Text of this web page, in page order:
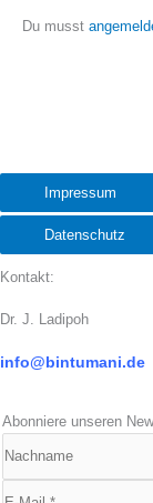
Du musst
Impressum
Datenschutz
Kontakt:
Dr. J. Ladipoh
info@bintumani.de
Abonniere unseren